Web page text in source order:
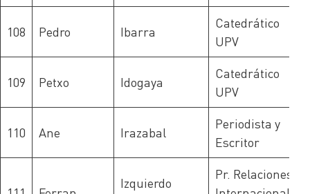
108 Pedro Ibarra
Catedrático
UPV
109 Petxo Idogaya
Catedrático
UPV
110 Ane Irazabal
Periodista y
Escritor
Izquierdo
Pr. Relaciones